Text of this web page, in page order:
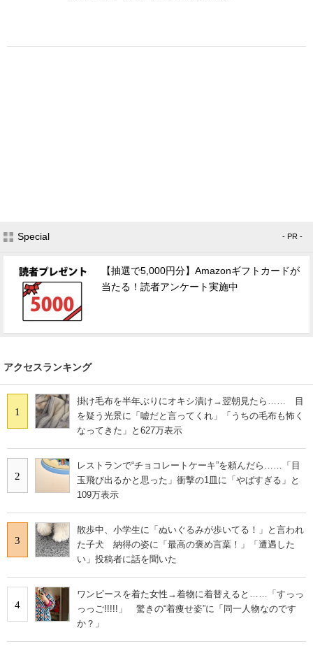
Special - PR -
【抽選で5,000円分】Amazonギフトカードが
当たる！読者アンケート実施中
アクセスランキング
1
掛け毛布を半年ぶりにオキシ漬け→翌朝見たら…… 目
を疑う光景に「嘘だと言ってくれ」「うちの毛布も怖く
なってきた」と627万表示
2
レストランで“チョコレートケーキ”を頼んだら……「目
玉飛び出るかと思った」衝撃の1皿に「やばすぎる」と
109万表示
3
散歩中、小学生に「ぬいぐるみが歩いてる！」と言われ
た子犬 納得の姿に「最高の褒め言葉！」「遭遇した
い」投稿者に話を聞いた
4
ワンピースを着た女性→着物に着替えると……「すっっ
っっご!!!!!」 驚きの“着痩せ姿”に「同一人物なのです
か？」